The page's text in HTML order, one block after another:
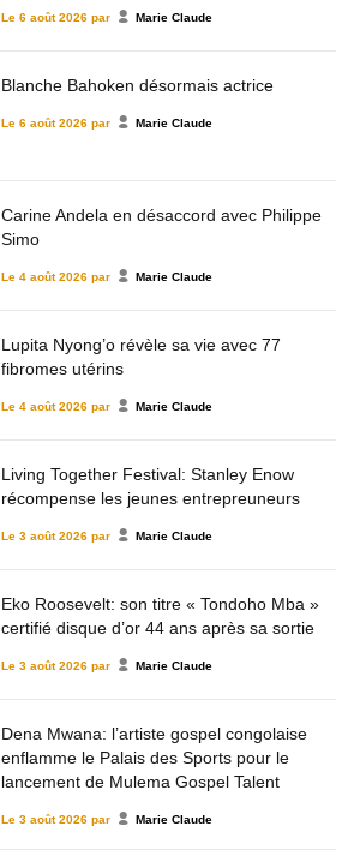
Le 6 août 2026 par Marie Claude
Blanche Bahoken désormais actrice
Le 6 août 2026 par Marie Claude
Carine Andela en désaccord avec Philippe
Simo
Le 4 août 2026 par Marie Claude
Lupita Nyong’o révèle sa vie avec 77
fibromes utérins
Le 4 août 2026 par Marie Claude
Living Together Festival: Stanley Enow
récompense les jeunes entrepreuneurs
Le 3 août 2026 par Marie Claude
Eko Roosevelt: son titre « Tondoho Mba »
certifié disque d’or 44 ans après sa sortie
Le 3 août 2026 par Marie Claude
Dena Mwana: l’artiste gospel congolaise
enflamme le Palais des Sports pour le
lancement de Mulema Gospel Talent
Le 3 août 2026 par Marie Claude